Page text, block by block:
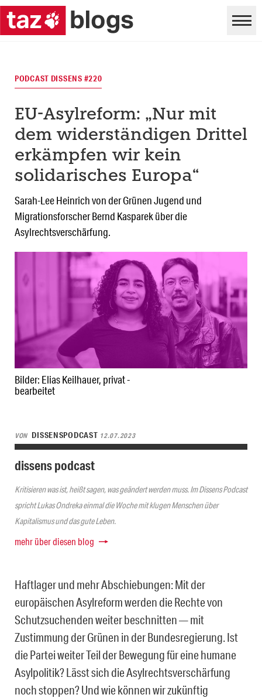
Bilder: Elias Keilhauer, privat -
bearbeitet
PODCAST DISSENS #220
EU-Asylreform: „Nur mit
dem widerständigen Drittel
erkämpfen wir kein
solidarisches Europa“
Sarah-Lee Heinrich von der Grünen Jugend und
Migrationsforscher Bernd Kasparek über die
Asylrechtsverschärfung.
VON DISSENSPODCAST 12.07.2023
dissens podcast
Kritisieren was ist, heißt sagen, was geändert werden muss. Im Dissens Podcast
spricht Lukas Ondreka einmal die Woche mit klugen Menschen über
Kapitalismus und das gute Leben.
mehr über diesen blog
Haftlager und mehr Abschiebungen: Mit der
europäischen Asylreform werden die Rechte von
Schutzsuchenden weiter beschnitten — mit
Zustimmung der Grünen in der Bundesregierung. Ist
die Partei weiter Teil der Bewegung für eine humane
Asylpolitik? Lässt sich die Asylrechtsverschärfung
noch stoppen? Und wie können wir zukünftig